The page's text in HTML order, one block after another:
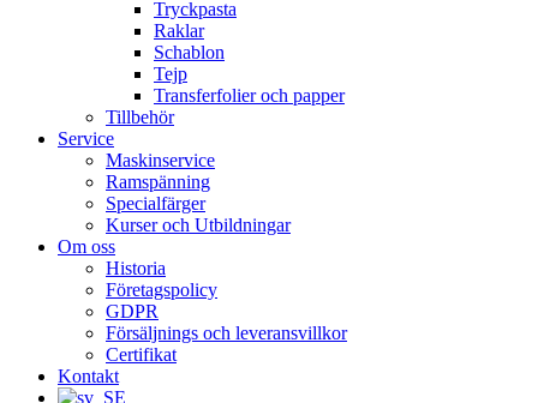
Tryckpasta
Raklar
Schablon
Tejp
Transferfolier och papper
Tillbehör
Service
Maskinservice
Ramspänning
Specialfärger
Kurser och Utbildningar
Om oss
Historia
Företagspolicy
GDPR
Försäljnings och leveransvillkor
Certifikat
Kontakt